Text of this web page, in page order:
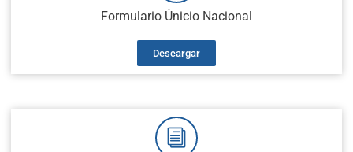
Formulario Únicio Nacional
Descargar